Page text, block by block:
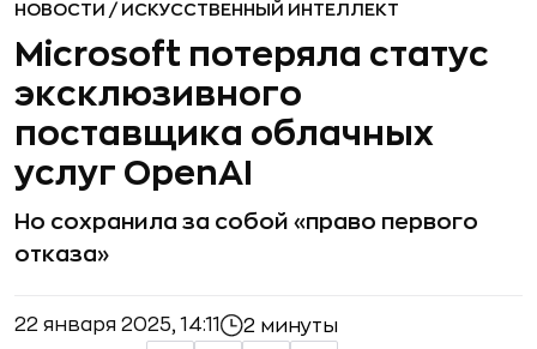
НОВОСТИ / ИСКУССТВЕННЫЙ ИНТЕЛЛЕКТ
Microsoft потеряла статус
эксклюзивного
поставщика облачных
услуг OpenAI
Но сохранила за собой «право первого
отказа»
22 января 2025, 14:11 2 минуты